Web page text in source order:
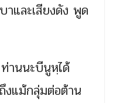
าและเสียงดัง พูด
านนะบีนูหฺได้
งแม้กลุ่มต่อต้าน